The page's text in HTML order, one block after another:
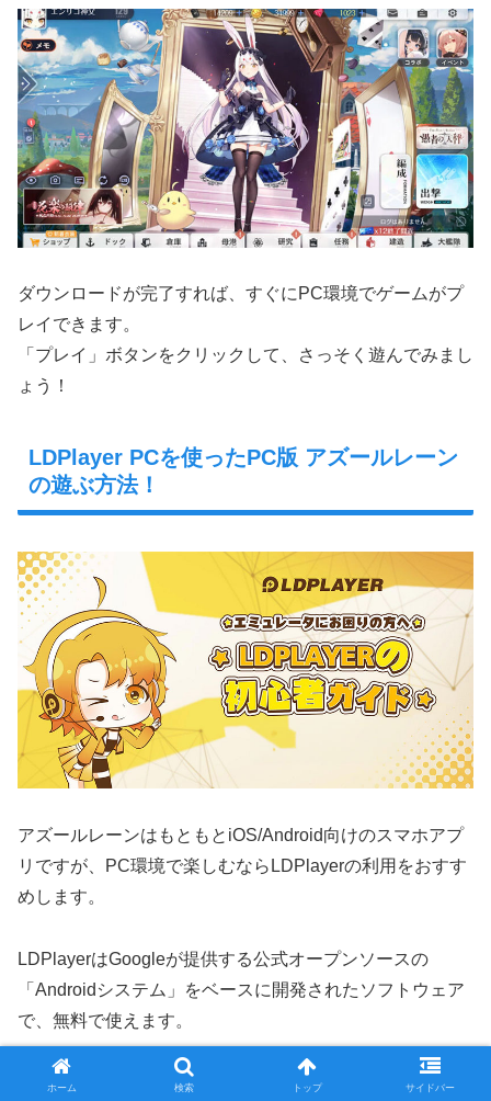
ダウンロードが完了すれば、すぐにPC環境でゲームがプ
レイできます。
「プレイ」ボタンをクリックして、さっそく遊んでみまし
ょう！
LDPlayer PCを使ったPC版 アズールレーン
の遊ぶ方法！
アズールレーンはもともとiOS/Android向けのスマホアプ
リですが、PC環境で楽しむならLDPlayerの利用をおすす
めします。
LDPlayerはGoogleが提供する公式オープンソースの
「Androidシステム」をベースに開発されたソフトウェア
で、無料で使えます。
配信者の間でも広く使われているので、ご存知の方も多い
ホーム 検索 トップ サイドバー